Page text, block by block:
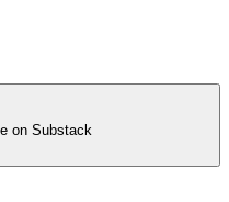
on Substack